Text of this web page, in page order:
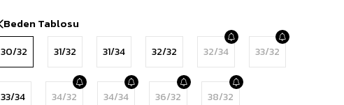
Beden Tablosu
30/32 31/32 31/34 32/32 32/34 33/32
33/34 34/32 34/34 36/32 38/32